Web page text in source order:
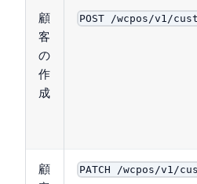
顧
客
の
作
成
POST /wcpos/v1/
顧
PATCH /wcpos/v1/